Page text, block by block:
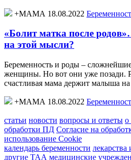
+МАМА 18.08.2022
«Болит матка после
на этой мысли?
Беременность и роды –
женщины. Но вот они уже позади.
счастливая мама держит малыша
+МАМА 18.08.2022
статьи новости вопросы и ответы о
обработки ПД Согласие на
использование Cookie
календарь беременности лекарства
другие ТАА медицинские